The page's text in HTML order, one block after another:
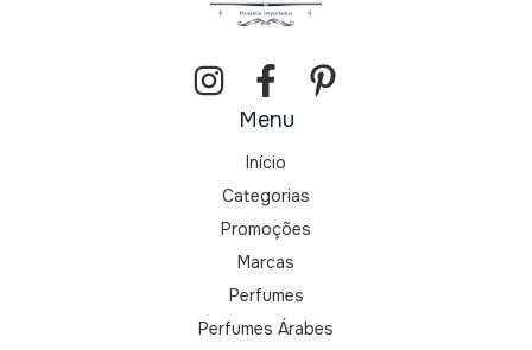
Menu
Início
Categorias
Promoções
Marcas
Perfumes
Perfumes Árabes